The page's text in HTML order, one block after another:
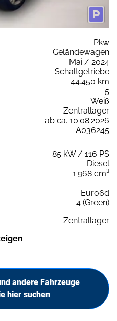
Pkw
Geländewagen
Mai / 2024
Schaltgetriebe
44.450 km
5
Weiß
Zentrallager
ab ca. 10.08.2026
A036245
85 kW / 116 PS
Diesel
1.968 cm³
Euro6d
4 (Green)
Zentrallager
andere Fahrzeuge
hier suchen